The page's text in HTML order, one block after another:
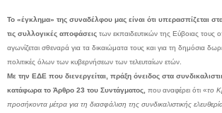
Το «έγκλημα» της συναδέλφου μας είναι ότι υπερασπίζεται
τις συλλογικές αποφάσεις των εκπαιδευτικών της Εύβοιας τους
αγωνίζεται σθεναρά για τα δικαιώματα τους και για τη δημόσια
πολιτικές όλων των κυβερνήσεων των τελευταίων ετών.
Με την ΕΔΕ που διενεργείται, πράξη όνειδος στα
κατάφωρα το Άρθρο 23 του Συντάγματος, που αναφέρει ότι «το
προσήκοντα μέτρα για τη διασφάλιση της συνδικαλιστικής